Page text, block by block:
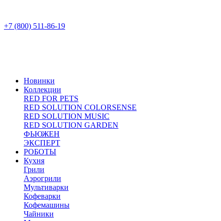
+7 (800) 511-86-19
Новинки
Коллекции
RED FOR PETS
RED SOLUTION COLORSENSE
RED SOLUTION MUSIC
RED SOLUTION GARDEN
ФЬЮЖЕН
ЭКСПЕРТ
РОБОТЫ
Кухня
Грили
Аэрогрили
Мультиварки
Кофеварки
Кофемашины
Чайники